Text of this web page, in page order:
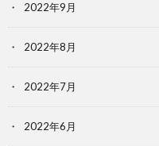
2022年9月
2022年8月
2022年7月
2022年6月